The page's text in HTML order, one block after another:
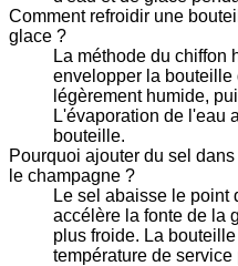
Comment refroidir une
glace ?
La méthode du chiffon
envelopper la bouteille
légèrement humide,
L'évaporation de l'eau
bouteille.
Pourquoi ajouter du sel
le champagne ?
Le sel abaisse le point
accélère la fonte de la
plus froide. La
température de